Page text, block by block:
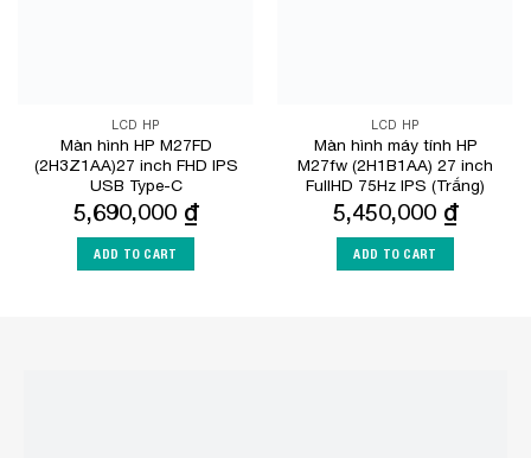
LCD HP
Màn hình HP M27FD
(2H3Z1AA)27 inch FHD IPS
USB Type-C
5,690,000 ₫
ADD TO CART
LCD HP
Màn hình máy tính HP
M27fw (2H1B1AA) 27 inch
FullHD 75Hz IPS (Trắng)
5,450,000 ₫
ADD TO CART